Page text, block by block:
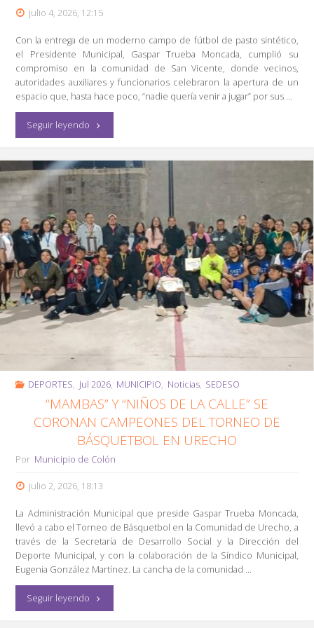
y
más
de
7
mil
Asistentes"
julio 4, 2026, 12:15
Con la entrega de un moderno campo de fútbol de pasto sintético,
el Presidente Municipal, Gaspar Trueba Moncada, cumplió su
compromiso en la comunidad de San Vicente, donde vecinos,
autoridades auxiliares y funcionarios celebraron la apertura de un
espacio que, hasta hace poco, “nadie quería venir a jugar” por sus …
Seguir leyendo"Cumple
Trueba
compromiso
en
San
Vicente"
DEPORTES, Jul 2026, MUNICIPIO, Noticias, SEDESO
“MAMBAS” Y “NIÑOS DE LA CALLE” SE
CORONAN CAMPEONES DEL TORNEO DE
BÁSQUETBOL EN URECHO
Por Municipio de Colón
julio 2, 2026, 18:13
La Administración Municipal que preside Gaspar Trueba Moncada,
llevó a cabo el Torneo de Básquetbol en la Comunidad de Urecho, a
través de la Secretaría de Desarrollo Social y la Dirección del
Deporte Municipal, y con la colaboración de la Síndico Municipal,
Eugenia González Martínez. La cancha de la comunidad …
Seguir leyendo"“Mambas”